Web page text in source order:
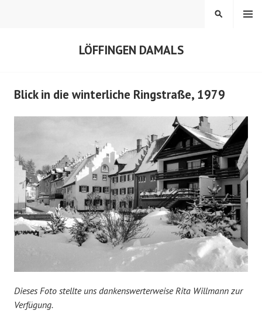
LÖFFINGEN DAMALS
MENÜ
SUCHEN
Blick in die winterliche Ringstraße, 1979
Dieses Foto stellte uns dankenswerterweise Rita Willmann zur
Verfügung.